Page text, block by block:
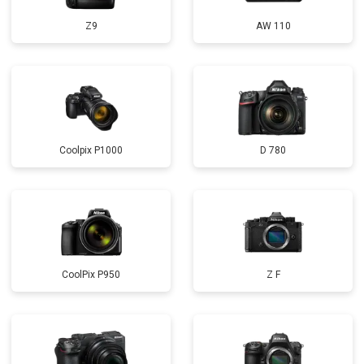
Z9 AW 110
Coolpix P1000 D 780
CoolPix P950 Z F